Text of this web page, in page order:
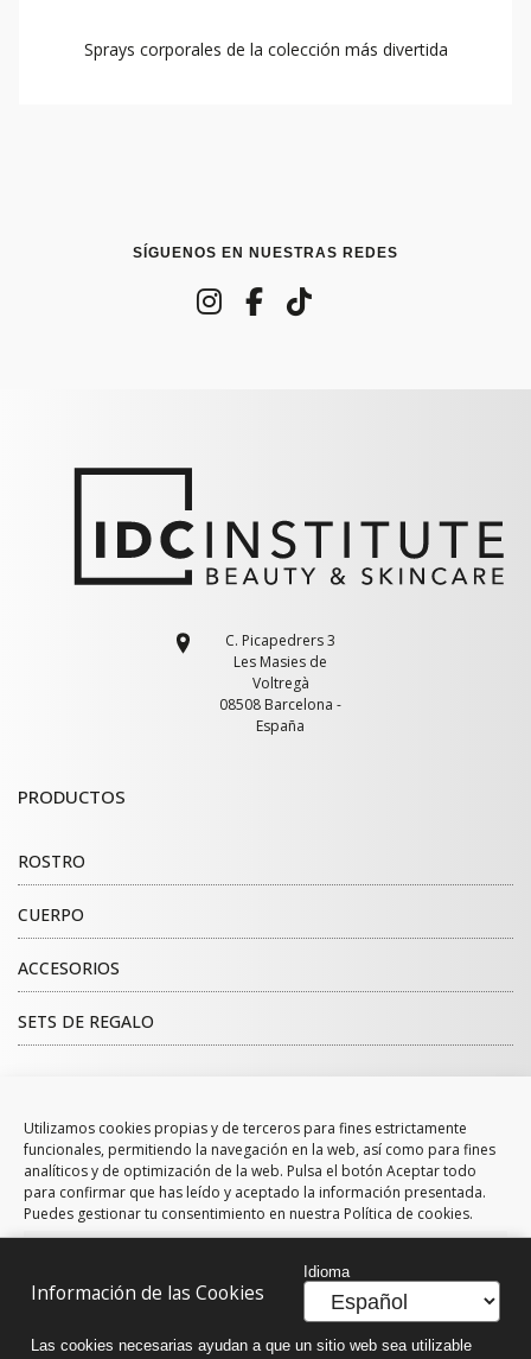
Utilizamos cookies propias y de terceros para fines estrictamente
funcionales, permitiendo la navegación en la web, así como para fines
analíticos y de optimización de la web. Pulsa el botón Aceptar todo
para confirmar que has leído y aceptado la información presentada.
Puedes gestionar tu consentimiento en nuestra Política de cookies.
Sprays corporales de la colección más divertida
SÍGUENOS EN NUESTRAS REDES
C. Picapedrers 3
Les Masies de
Voltregà
08508 Barcelona -
España
PRODUCTOS
ROSTRO
CUERPO
ACCESORIOS
SETS DE REGALO
NOVEDADES
CEPILLO DESENREDANTE NEON
DISCO LIMPIADOR FACIAL
Información de las Cookies
Idioma
Las cookies necesarias ayudan a que un sitio web sea utilizable